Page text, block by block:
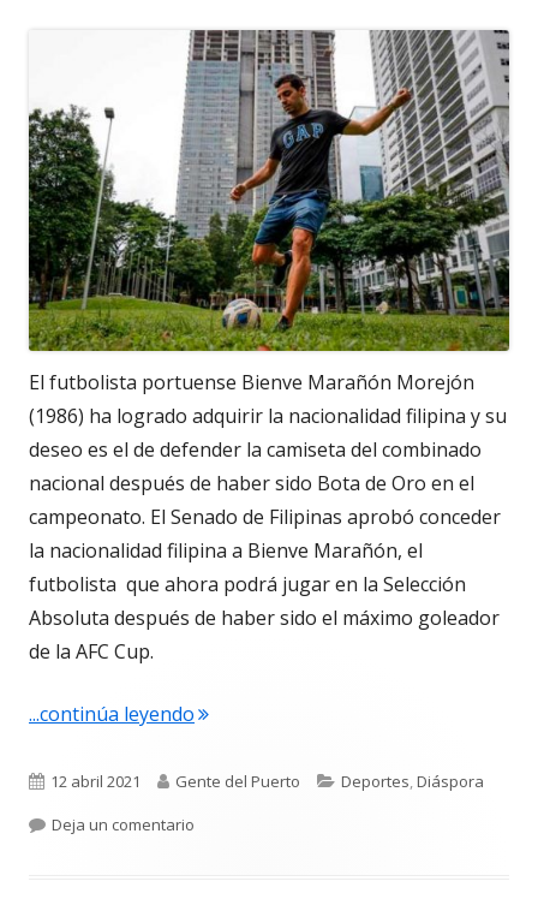
El futbolista portuense Bienve Marañón Morejón
(1986) ha logrado adquirir la nacionalidad filipina y su
deseo es el de defender la camiseta del combinado
nacional después de haber sido Bota de Oro en el
campeonato. El Senado de Filipinas aprobó conceder
la nacionalidad filipina a Bienve Marañón, el
futbolista que ahora podrá jugar en la Selección
Absoluta después de haber sido el máximo goleador
de la AFC Cup.
...continúa leyendo"4.682. Bienvenido Marañón, ya
Publicado
el
12 abril 2021 Autor
Gente del Puerto Categorías
Deportes,Diáspora
Deja un comentario